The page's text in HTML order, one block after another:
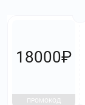
18000₽
ПРОМОКОД